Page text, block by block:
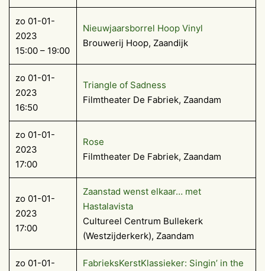
zo 01-01-
2023
15:00 – 19:00
Nieuwjaarsborrel Hoop Vinyl
Brouwerij Hoop, Zaandijk
zo 01-01-
2023
16:50
Triangle of Sadness
Filmtheater De Fabriek, Zaandam
zo 01-01-
2023
17:00
Rose
Filmtheater De Fabriek, Zaandam
zo 01-01-
2023
17:00
Zaanstad wenst elkaar… met
Hastalavista
Cultureel Centrum Bullekerk
(Westzijderkerk), Zaandam
zo 01-01-
FabrieksKerstKlassieker: Singin’ in the